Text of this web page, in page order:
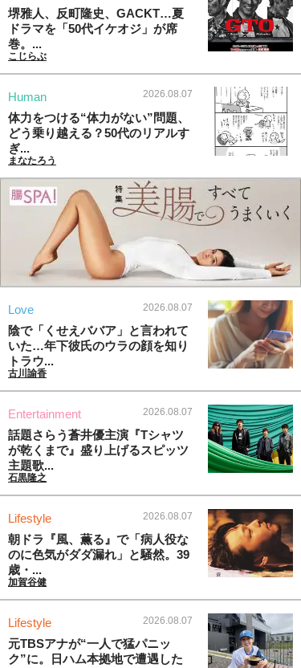
堺雅人、反町隆史、GACKT…夏
ドラマを「50代イケオジ」が席
巻。...
こじらぶ
Human 2026.08.07
体力をつける“体力がない”問題、
どう乗り越える？50代のリアルす
ぎ...
まなたろう
Love 2026.08.07
陰で「くせえババア」と言われて
いた…年下彼氏のウラの顔を知り
トラウ...
古川諭香
Entertainment 2026.08.07
話題さらう蒼井優主演『Tシャツ
が乾くまで』盛り上げるスピッツ
主題歌...
石黒隆之
Lifestyle 2026.08.07
朝ドラ『風、薫る』で「病人役な
のに色気がダダ漏れ」と騒然。39
歳・...
加賀谷健
Lifestyle 2026.08.07
元TBSアナが“一人で猛パニッ
ク”に。日ハム本拠地で遭遇した